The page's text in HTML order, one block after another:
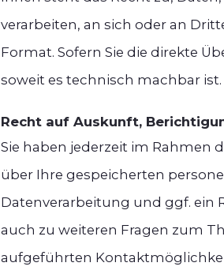
verarbeiten, an sich oder an
Format. Sofern Sie die direkte
soweit es technisch machbar ist.
Recht auf Auskunft,
Sie haben jederzeit im
über Ihre gespeicherten
Datenverarbeitung und ggf. ein
auch zu weiteren Fragen zum
aufgeführten